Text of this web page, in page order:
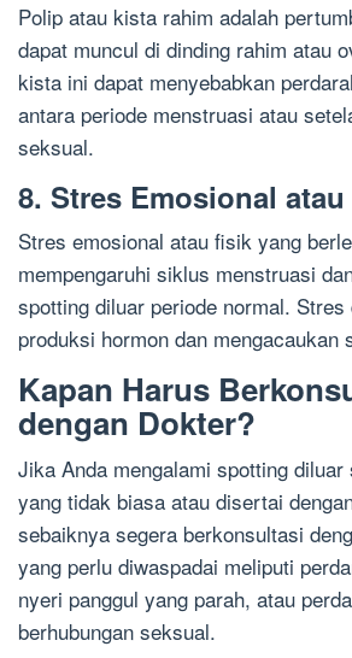
Polip atau kista rahim adalah
dapat muncul di dinding rahim atau
kista ini dapat menyebabkan
antara periode menstruasi atau
seksual.
8. Stres Emosional
Stres emosional atau fisik yang
mempengaruhi siklus menstruasi
spotting diluar periode normal. Stres
produksi hormon dan mengacaukan
Kapan Harus
dengan Dokter?
Jika Anda mengalami spotting
yang tidak biasa atau disertai
sebaiknya segera berkonsultasi
yang perlu diwaspadai meliputi
nyeri panggul yang parah, atau
berhubungan seksual.